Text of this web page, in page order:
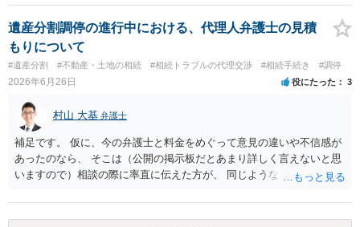
たい」「持分の調整をしたい」旨を正式に通知することが推奨されて
います。 ３．それでも連絡がつかない／返信がない場合 義母が行方不
明状態で、所在が確認できない場合：「不在者財産管理人の選任」を
家庭裁判所に申し立てて、管理人を通じて手続を進める方法が検討さ
れます。 また、住所は分かるが、意図的に連絡を無視されている／協
議に応じない場合は、家庭裁判所に「遺産分割調停」を申し立てて、
裁判所の場で話し合い・調整をする方法が有効とされています。 どの
方法で進めるべきか、という点に関して公開の場でアドバイスするの
にも限界があるかと思いますので、具体的な資料等をご持参の上、弁
護士の相談されることをお勧めします。
しいです。 それよりも、質問の内容ですと、お母様は、遺留分侵害額
請求を検討できますので、そちらを相談したほうがよいと思われま
す。
遺産分割調停の進行中における、代理人弁護士の見積
もりについて
#遺産分割 #不動産・土地の相続 #相続トラブルの代理交渉 #相続手続き #調停
2026年6月26日 役にたった 3
村山 大基 弁護士
補足です。 仮に、今の弁護士と料金をめぐって意見の違いや不信感が
あったのなら、 そこは（公開の掲示板だとあまり詳しく言えないと思
いますので）相談の際に率直に伝えた方が、 同じようなトラブルを避